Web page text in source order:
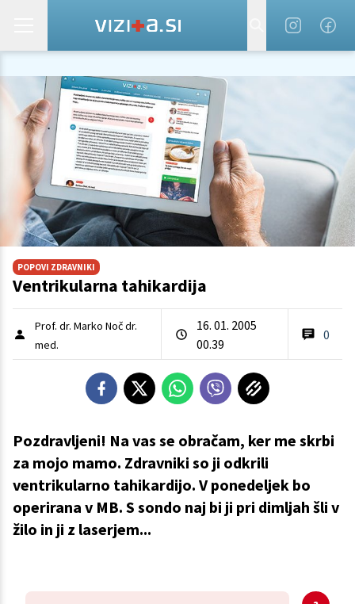
POPOVI ZDRAVNIKI
Ventrikularna tahikardija
Prof. dr. Marko Noč dr.
med.
16. 01. 2005
00.39
0
Pozdravljeni! Na vas se obračam, ker me skrbi
za mojo mamo. Zdravniki so ji odkrili
ventrikularno tahikardijo. V ponedeljek bo
operirana v MB. S sondo naj bi ji pri dimljah šli v
žilo in ji z laserjem...